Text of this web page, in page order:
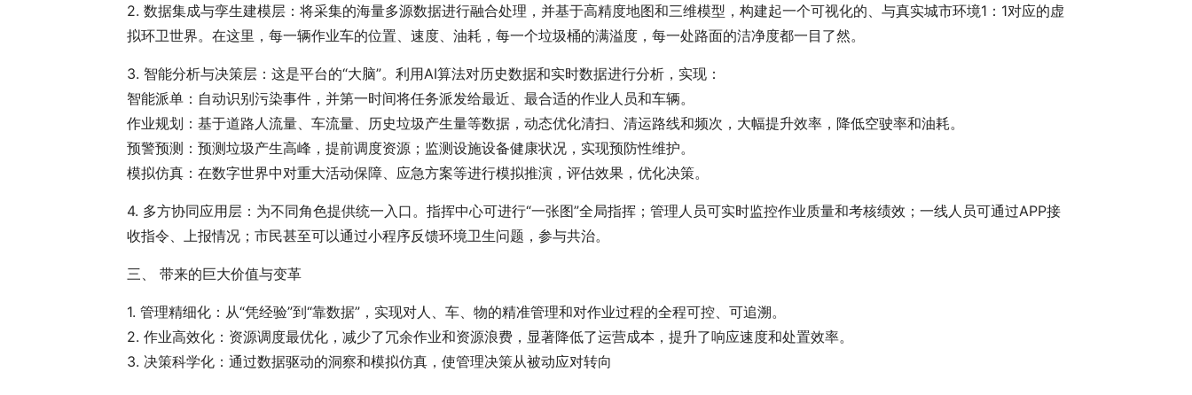
2. 数据集成与孪生建模层：将采集的海量多源数据进行融合处理，并基于高精度地图和三维模型，构建起一个可视化的、与真实城市环境1：1对应的虚
拟环卫世界。在这里，每一辆作业车的位置、速度、油耗，每一个垃圾桶的满溢度，每一处路面的洁净度都一目了然。
3. 智能分析与决策层：这是平台的“大脑”。利用AI算法对历史数据和实时数据进行分析，实现：
智能派单：自动识别污染事件，并第一时间将任务派发给最近、最合适的作业人员和车辆。
作业规划：基于道路人流量、车流量、历史垃圾产生量等数据，动态优化清扫、清运路线和频次，大幅提升效率，降低空驶率和油耗。
预警预测：预测垃圾产生高峰，提前调度资源；监测设施设备健康状况，实现预防性维护。
模拟仿真：在数字世界中对重大活动保障、应急方案等进行模拟推演，评估效果，优化决策。
4. 多方协同应用层：为不同角色提供统一入口。指挥中心可进行“一张图”全局指挥；管理人员可实时监控作业质量和考核绩效；一线人员可通过APP接
收指令、上报情况；市民甚至可以通过小程序反馈环境卫生问题，参与共治。
三、 带来的巨大价值与变革
1. 管理精细化：从“凭经验”到“靠数据”，实现对人、车、物的精准管理和对作业过程的全程可控、可追溯。
2. 作业高效化：资源调度最优化，减少了冗余作业和资源浪费，显著降低了运营成本，提升了响应速度和处置效率。
3. 决策科学化：通过数据驱动的洞察和模拟仿真，使管理决策从被动应对转向